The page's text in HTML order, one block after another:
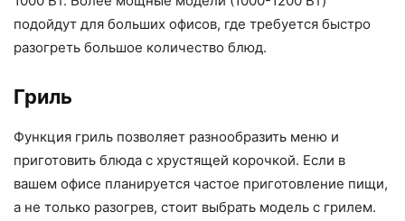
подойдут для больших офисов, где требуется быстро
разогреть большое количество блюд.
Гриль
Функция гриль позволяет разнообразить меню и
приготовить блюда с хрустящей корочкой. Если в
вашем офисе планируется частое приготовление пищи,
а не только разогрев, стоит выбрать модель с грилем.